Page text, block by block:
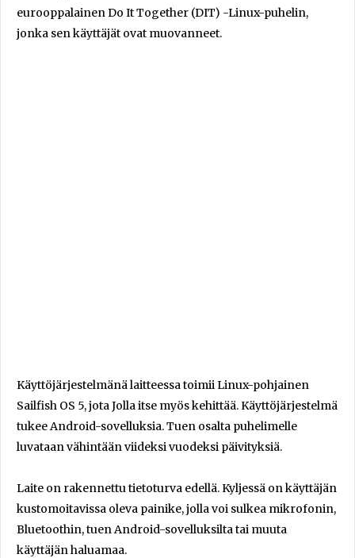
eurooppalainen Do It Together (DIT) -Linux-puhelin,
jonka sen käyttäjät ovat muovanneet.
Käyttöjärjestelmänä laitteessa toimii Linux-pohjainen
Sailfish OS 5, jota Jolla itse myös kehittää. Käyttöjärjestelmä
tukee Android-sovelluksia. Tuen osalta puhelimelle
luvataan vähintään viideksi vuodeksi päivityksiä.
Laite on rakennettu tietoturva edellä. Kyljessä on käyttäjän
kustomoitavissa oleva painike, jolla voi sulkea mikrofonin,
Bluetoothin, tuen Android-sovelluksilta tai muuta
käyttäjän haluamaa.